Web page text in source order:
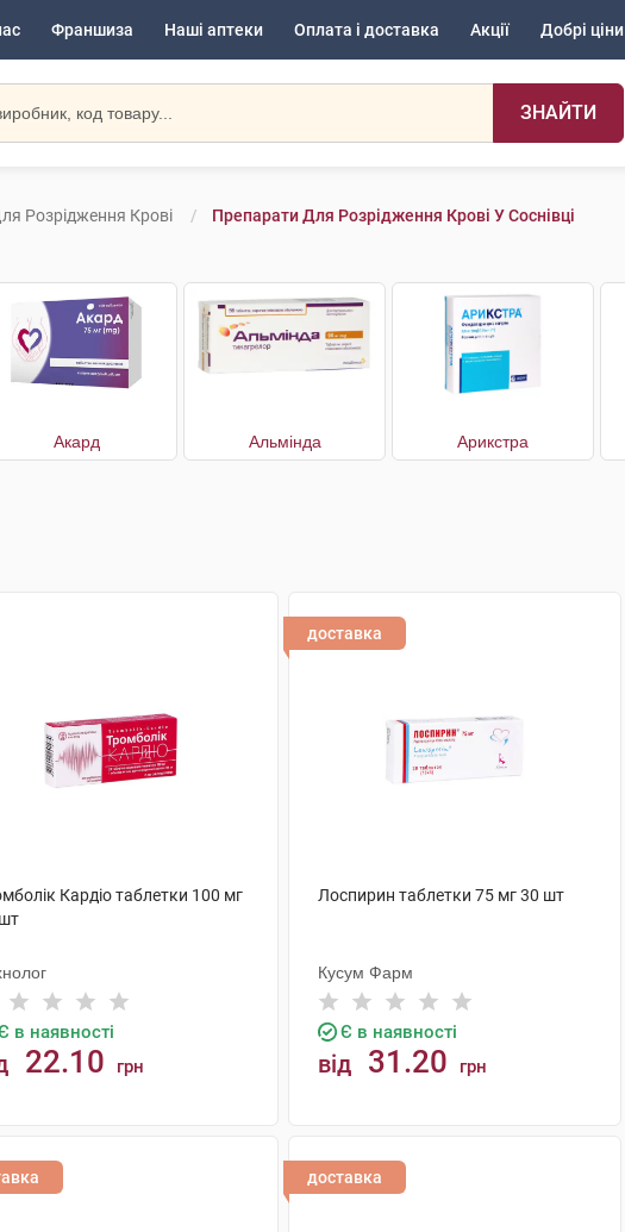
Франшиза Наші аптеки Оплата і доставка Акції Добрі ціни
ЗНАЙТИ
Розрідження Крові Препарати Для Розрідження Крові У Соснівці
Акард Альмінда Арикстра
Кардіо таблетки 100 мг
в наявності
22.10 грн
доставка
Лоспирин таблетки 75 мг 30 шт
Кусум Фарм
Є в наявності
від 31.20 грн
доставка